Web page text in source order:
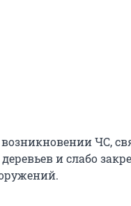
ЧС,
и слабо